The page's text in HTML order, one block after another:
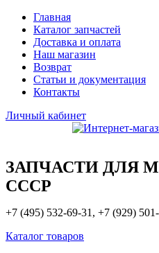
Главная
Каталог запчастей
Доставка и оплата
Наш магазин
Возврат
Статьи и документация
Контакты
Личный кабинет
ЗАПЧАСТИ ДЛЯ
СССР
+7 (495) 532-69-31, +7 (929)
Каталог товаров